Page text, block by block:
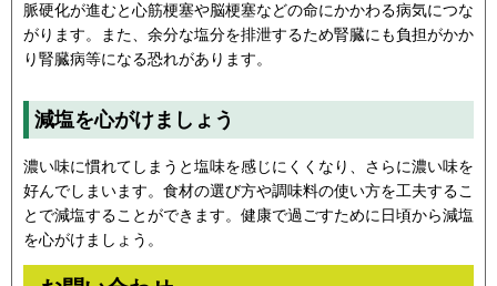
脈硬化が進むと心筋梗塞や脳梗塞などの命にかかわる病気につな
がります。また、余分な塩分を排泄するため腎臓にも負担がかか
り腎臓病等になる恐れがあります。
減塩を心がけましょう
濃い味に慣れてしまうと塩味を感じにくくなり、さらに濃い味を
好んでしまいます。食材の選び方や調味料の使い方を工夫するこ
とで減塩することができます。健康で過ごすために日頃から減塩
を心がけましょう。